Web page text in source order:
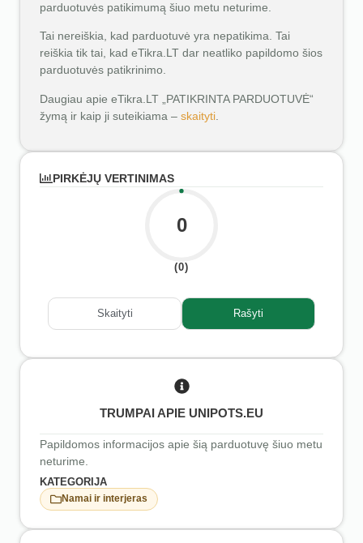
parduotuvės patikimumą šiuo metu neturime.
Tai nereiškia, kad parduotuvė yra nepatikima. Tai
reiškia tik tai, kad eTikra.LT dar neatliko papildomo šios
parduotuvės patikrinimo.
Daugiau apie eTikra.LT „PATIKRINTA PARDUOTUVĖ“
žymą ir kaip ji suteikiama – skaityti
PIRKĖJŲ VERTINIMAS
0
(0)
Skaityti Rašyti
TRUMPAI APIE UNIPOTS.EU
Papildomos informacijos apie šią parduotuvę šiuo metu
neturime.
KATEGORIJA
Namai ir interjeras